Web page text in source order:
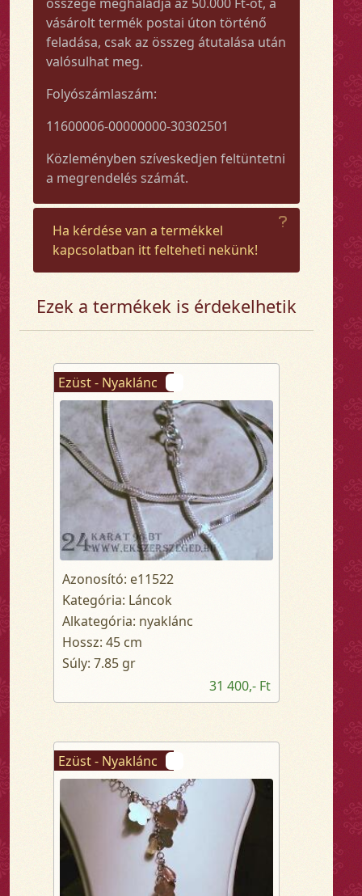
vásárolt termék postai úton történő
feladása, csak az összeg átutalása után
valósulhat meg.
Folyószámlaszám:
11600006-00000000-30302501
Közleményben szíveskedjen feltüntetni
a megrendelés számát.
Ha kérdése van a termékkel
kapcsolatban itt felteheti nekünk!
Ezek a termékek is érdekelhetik
Ezüst - Nyaklánc
Azonosító: e11522
Kategória: Láncok
Alkategória: nyaklánc
Hossz: 45 cm
Súly: 7.85 gr
31 400,- Ft
Ezüst - Nyaklánc